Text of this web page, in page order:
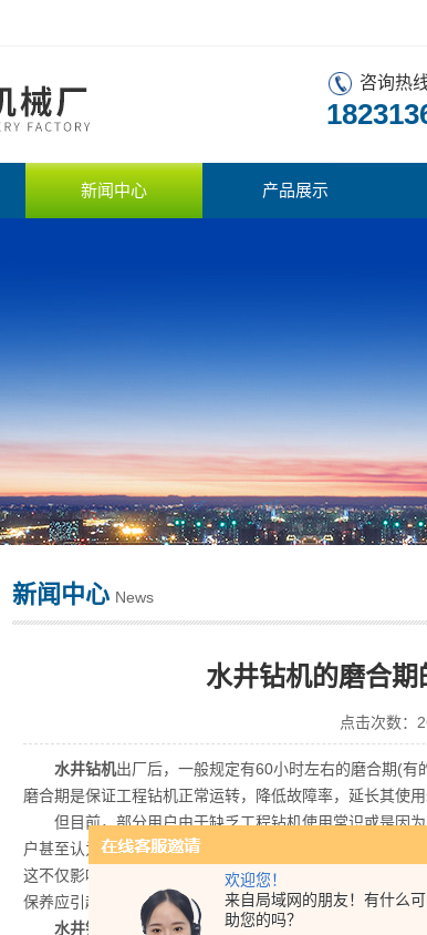
欢迎您！
来自局域网的朋友！有什么
助您的吗？
咨询热线
新闻中心 产品展示
新闻中心 News
水井钻机的磨合
点击次数
水井钻机出厂后，一般规定有60小时左右的磨合期(有
磨合期是保证工程钻机正常运转，降低故障率，延长其使用
但目前，部分用户由于缺乏工程钻机使用常识或是因为
户甚至认为，反正厂家有包修期，机器坏了由厂家负责维
这不仅影响了机器的正常使用，缩短了机器的使用寿命，
保养应引起充分重视。
水井钻机
磨合期的特点：